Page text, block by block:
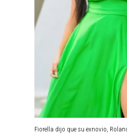
Fiorella dijo que su exnovio,